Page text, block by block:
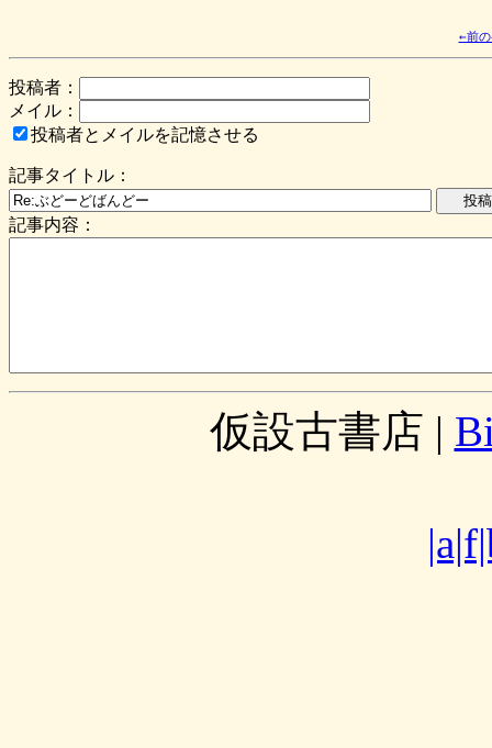
←前
投稿者：
メイル：
投稿者とメイルを記憶させる
記事タイトル：
記事内容：
仮設古書店 |